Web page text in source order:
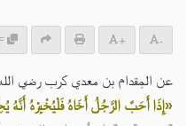
+ -
عن المِقدام بن معدي كرب رضي
«إِذَا أَحَبَّ الرَّجُلُ أَخَاهُ فَلْيُخْبِرْهُ أَنَّهُ